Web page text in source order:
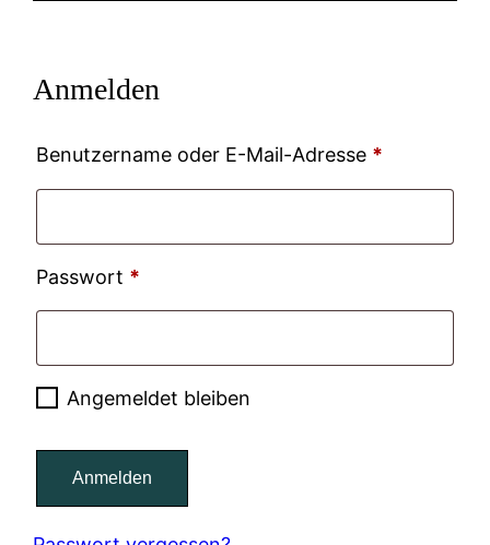
Anmelden
Benutzername oder E-Mail-Adresse *
Passwort *
Angemeldet bleiben
Anmelden